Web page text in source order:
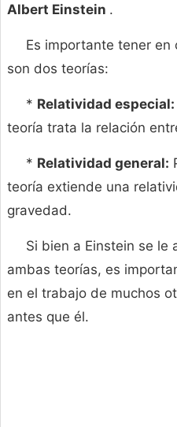
Albert Einstein .
Es importante tener en
son dos teorías:
* Relatividad especial:
teoría trata la relación
* Relatividad general:
teoría extiende una
gravedad.
Si bien a Einstein se le
ambas teorías, es
en el trabajo de muchos
antes que él.